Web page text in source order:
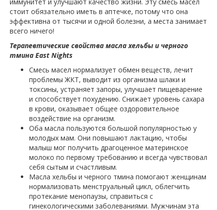
иммунитет и улучшают качество жизни. Эту смесь масел
стоит обязательно иметь в аптечке, потому что она
эффективна от тысячи и одной болезни, а места занимает
всего ничего!
Терапевтические свойства масла хельбы и черного
тмина East Nights
Смесь масел нормализует обмен веществ, лечит
проблемы ЖКТ, выводит из организма шлаки и
токсины, устраняет запоры, улучшает пищеварение
и способствует похудению. Снижает уровень сахара
в крови, оказывает общее оздоровительное
воздействие на организм.
Оба масла пользуются большой популярностью у
молодых мам. Они повышают лактацию, чтобы
малыш мог получить драгоценное материнское
молоко по первому требованию и всегда чувствовал
себя сытым и счастливым.
Масла хельбы и черного тмина помогают женщинам
нормализовать менструальный цикл, облегчить
протекание менопаузы, справиться с
гинекологическими заболеваниями. Мужчинам эта